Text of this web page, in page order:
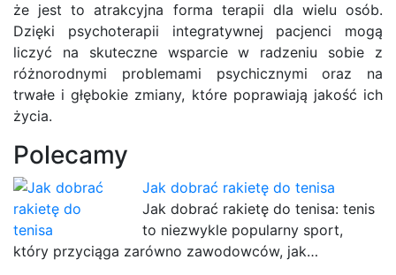
że jest to atrakcyjna forma terapii dla wielu osób.
Dzięki psychoterapii integratywnej pacjenci mogą
liczyć na skuteczne wsparcie w radzeniu sobie z
różnorodnymi problemami psychicznymi oraz na
trwałe i głębokie zmiany, które poprawiają jakość ich
życia.
Polecamy
Jak dobrać rakietę do tenisa
Jak dobrać rakietę do tenisa: tenis
to niezwykle popularny sport,
który przyciąga zarówno zawodowców, jak…